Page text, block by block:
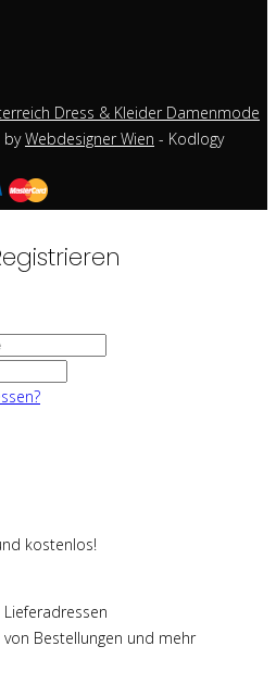
Dress & Kleider Damenmode
byWebdesigner Wien - Kodlogy
kostenlos!
Bestellungen und mehr